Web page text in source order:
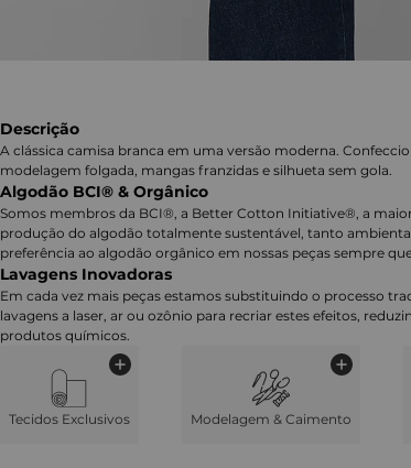
Descrição
A clássica camisa branca em uma versão moderna.
modelagem folgada, mangas franzidas e silhueta sem gola.
Algodão BCI® & Orgânico
Somos membros da BCI®, a Better Cotton Initiative®, a
produção do algodão totalmente sustentável, tanto
preferência ao algodão orgânico em nossas peças sempre
Lavagens Inovadoras
Em cada vez mais peças estamos substituindo o processo
lavagens a laser, ar ou ozônio para recriar estes efeitos,
produtos químicos.
Tecidos Exclusivos Modelagem & Caimento